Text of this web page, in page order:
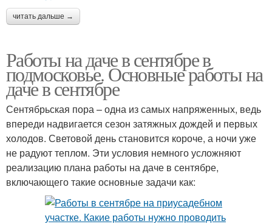
Работы в огороде
Дачные работы Осенние работы
читать дальше →
Работы на даче в сентябре в
подмосковье. Основные работы на
даче в сентябре
Сентябрьская пора – одна из самых напряженных, ведь
впереди надвигается сезон затяжных дождей и первых
холодов. Световой день становится короче, а ночи уже
не радуют теплом. Эти условия немного усложняют
реализацию плана работы на даче в сентябре,
включающего такие основные задачи как: